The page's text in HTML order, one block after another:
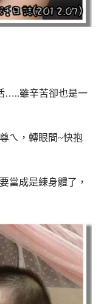
…..雖辛苦卻也是一
ㄟ，轉眼間~快抱
當成是練身體了，